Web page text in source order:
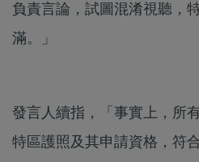
負責言論，試圖混淆視聽，
滿。」
發言人續指，「事實上，所
特區護照及其申請資格，符